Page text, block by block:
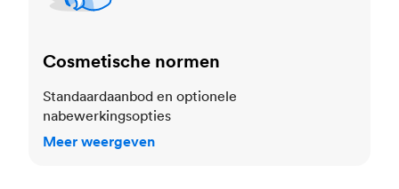
Cosmetische normen
Standaardaanbod en optionele
nabewerkingsopties
Meer weergeven